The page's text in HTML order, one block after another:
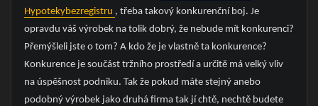
Hypotekybezregistru , třeba takový konkurenční boj. Je
opravdu váš výrobek na tolik dobrý, že nebude mít konkurenci?
Přemýšleli jste o tom? A kdo že je vlastně ta konkurence?
Konkurence je součást tržního prostředí a určitě má velký vliv
na úspěšnost podniku. Tak že pokud máte stejný anebo
podobný výrobek jako druhá firma tak jí chtě, nechtě budete